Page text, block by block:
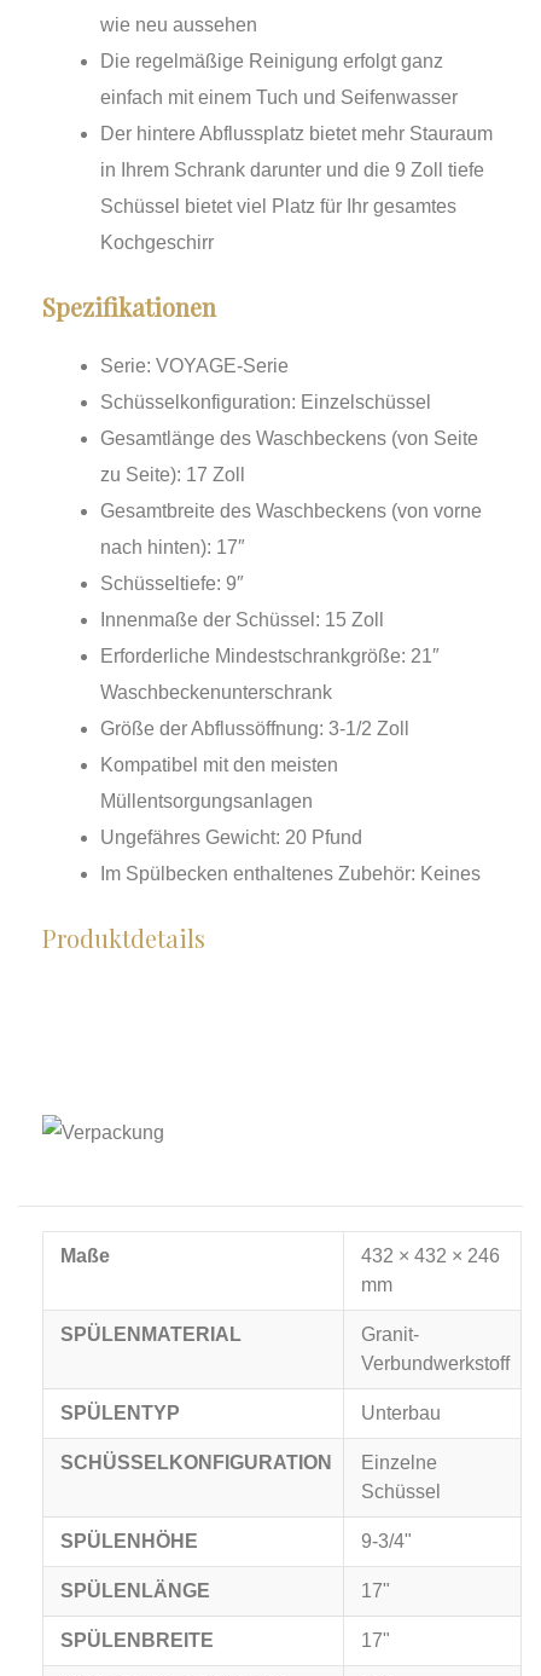
wie neu aussehen
Die regelmäßige Reinigung erfolgt ganz
einfach mit einem Tuch und Seifenwasser
Der hintere Abflussplatz bietet mehr Stauraum
in Ihrem Schrank darunter und die 9 Zoll tiefe
Schüssel bietet viel Platz für Ihr gesamtes
Kochgeschirr
Spezifikationen
Serie: VOYAGE-Serie
Schüsselkonfiguration: Einzelschüssel
Gesamtlänge des Waschbeckens (von Seite
zu Seite): 17 Zoll
Gesamtbreite des Waschbeckens (von vorne
nach hinten): 17″
Schüsseltiefe: 9″
Innenmaße der Schüssel: 15 Zoll
Erforderliche Mindestschrankgröße: 21″
Waschbeckenunterschrank
Größe der Abflussöffnung: 3-1/2 Zoll
Kompatibel mit den meisten
Müllentsorgungsanlagen
Ungefähres Gewicht: 20 Pfund
Im Spülbecken enthaltenes Zubehör: Keines
Produktdetails
Maße
432 × 432 × 246
mm
SPÜLENMATERIAL
Granit-
Verbundwerkstoff
SPÜLENTYP Unterbau
SCHÜSSELKONFIGURATION
Einzelne
Schüssel
SPÜLENHÖHE 9-3/4"
SPÜLENLÄNGE 17"
SPÜLENBREITE 17"